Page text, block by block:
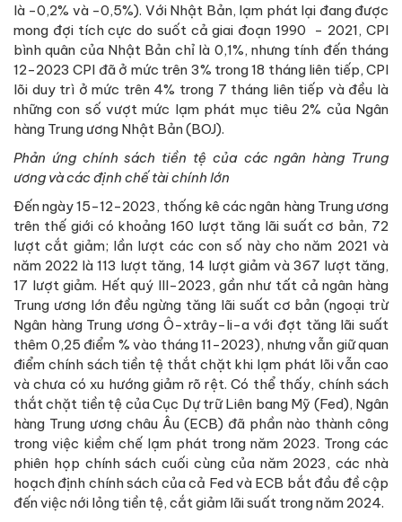
là -0,2% và -0,5%). Với Nhật Bản, lạm phát lại đang được
mong đợi tích cực do suốt cả giai đoạn 1990 - 2021, CPI
bình quân của Nhật Bản chỉ là 0,1%, nhưng tính đến tháng
12-2023 CPI đã ở mức trên 3% trong 18 tháng liên tiếp, CPI
lõi duy trì ở mức trên 4% trong 7 tháng liên tiếp và đều là
những con số vượt mức lạm phát mục tiêu 2% của Ngân
hàng Trung ương Nhật Bản (BOJ).
Phản ứng chính sách tiền tệ của các ngân hàng Trung
ương và các định chế tài chính lớn
Đến ngày 15-12-2023, thống kê các ngân hàng Trung ương
trên thế giới có khoảng 160 lượt tăng lãi suất cơ bản, 72
lượt cắt giảm; lần lượt các con số này cho năm 2021 và
năm 2022 là 113 lượt tăng, 14 lượt giảm và 367 lượt tăng,
17 lượt giảm. Hết quý III-2023, gần như tất cả ngân hàng
Trung ương lớn đều ngừng tăng lãi suất cơ bản (ngoại trừ
Ngân hàng Trung ương Ô-xtrây-li-a với đợt tăng lãi suất
thêm 0,25 điểm % vào tháng 11-2023), nhưng vẫn giữ quan
điểm chính sách tiền tệ thắt chặt khi lạm phát lõi vẫn cao
và chưa có xu hướng giảm rõ rệt. Có thể thấy, chính sách
thắt chặt tiền tệ của Cục Dự trữ Liên bang Mỹ (Fed), Ngân
hàng Trung ương châu Âu (ECB) đã phần nào thành công
trong việc kiềm chế lạm phát trong năm 2023. Trong các
phiên họp chính sách cuối cùng của năm 2023, các nhà
hoạch định chính sách của cả Fed và ECB bắt đầu đề cập
đến việc nới lỏng tiền tệ, cắt giảm lãi suất trong năm 2024.